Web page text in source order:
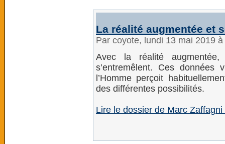
La réalité augmentée et
Par coyote, lundi 13 mai 2019
Avec la réalité
s’entremêlent. Ces données
l’Homme perçoit
des différentes possibilités.
Lire le dossier de Marc